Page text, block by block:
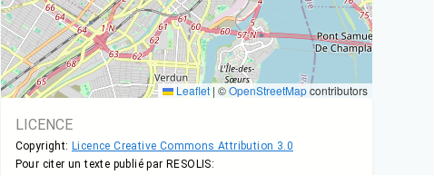
Leaflet | ©OpenStreetMapcontributors
LICENCE
Copyright: Licence Creative Commons Attribution 3.0
Pour citer un texte publié par RESOLIS: